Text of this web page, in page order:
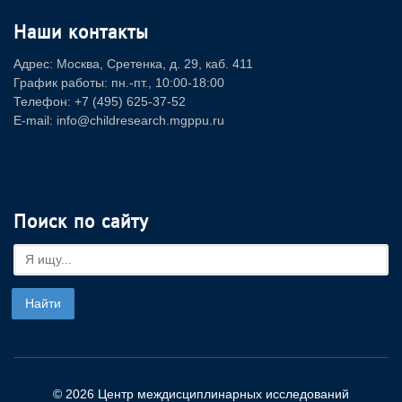
Наши контакты
Адрес: Москва, Сретенка, д. 29, каб. 411
График работы: пн.-пт., 10:00-18:00
Телефон: +7 (495) 625-37-52
E-mail: info@childresearch.mgppu.ru
Поиск по сайту
© 2026 Центр междисциплинарных исследований